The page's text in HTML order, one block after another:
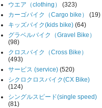
ウエア（clothing）
(323)
カーゴバイク（Cargo bike）
(19)
キッズバイク(kids bike) (64)
グラベルバイク（Gravel Bike）
(98)
クロスバイク（Cross Bike）
(493)
サービス (service) (520)
シクロクロスバイク(CX Bike)
(124)
シングルスピード(single speed)
(81)